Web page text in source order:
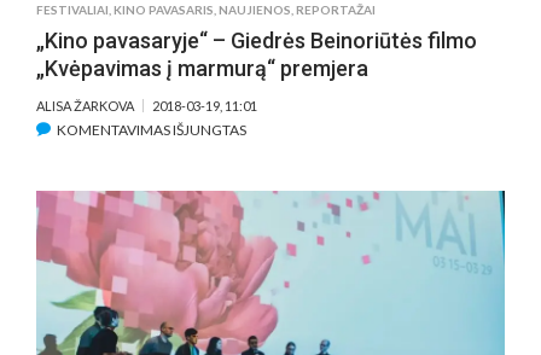
FESTIVALIAI KINO PAVASARIS NAUJIENOS REPORTAŽAI
„Kino pavasaryje“ – Giedrės Beinoriūtės filmo
„Kvėpavimas į marmurą“ premjera
ALISA ŽARKOVA 2018-03-19, 11:01
KOMENTAVIMAS IŠJUNGTASĮRAŠE
GIEDRĖS
BEINORIŪTĖS
FILMO
„KVĖPAVIMAS